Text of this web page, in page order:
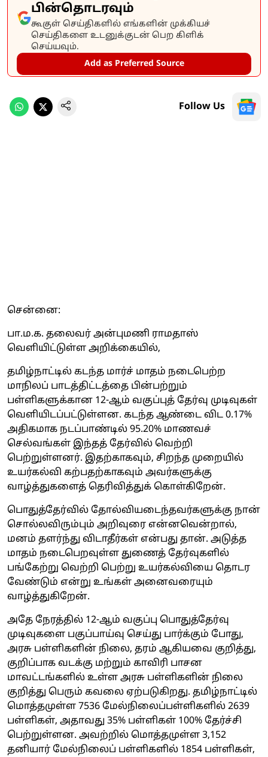
பின்தொடரவும்
கூகுள் செய்திகளில் எங்களின் முக்கியச்
செய்திகளை உடனுக்குடன் பெற கிளிக்
செய்யவும்.
Add as Preferred Source
Follow Us
சென்னை:
பா.ம.க. தலைவர் அன்புமணி ராமதாஸ்
வெளியிட்டுள்ள அறிக்கையில்,
தமிழ்நாட்டில் கடந்த மார்ச் மாதம் நடைபெற்ற
மாநிலப் பாடத்திட்டத்தை பின்பற்றும்
பள்ளிகளுக்கான 12-ஆம் வகுப்புத் தேர்வு முடிவுகள்
வெளியிடப்பட்டுள்ளன. கடந்த ஆண்டை விட 0.17%
அதிகமாக நடப்பாண்டில் 95.20% மாணவச்
செல்வங்கள் இந்தத் தேர்வில் வெற்றி
பெற்றுள்ளனர். இதற்காகவும், சிறந்த முறையில்
உயர்கல்வி கற்பதற்காகவும் அவர்களுக்கு
வாழ்த்துகளைத் தெரிவித்துக் கொள்கிறேன்.
பொதுத்தேர்வில் தோல்வியடைந்தவர்களுக்கு நான்
சொல்லவிரும்பும் அறிவுரை என்னவென்றால்,
மனம் தளர்ந்து விடாதீர்கள் என்பது தான். அடுத்த
மாதம் நடைபெறவுள்ள துணைத் தேர்வுகளில்
பங்கேற்று வெற்றி பெற்று உயர்கல்வியை தொடர
வேண்டும் என்று உங்கள் அனைவரையும்
வாழ்த்துகிறேன்.
அதே நேரத்தில் 12-ஆம் வகுப்பு பொதுத்தேர்வு
முடிவுகளை பகுப்பாய்வு செய்து பார்க்கும் போது,
அரசு பள்ளிகளின் நிலை, தரம் ஆகியவை குறித்து,
குறிப்பாக வடக்கு மற்றும் காவிரி பாசன
மாவட்டங்களில் உள்ள அரசு பள்ளிகளின் நிலை
குறித்து பெரும் கவலை ஏற்படுகிறது. தமிழ்நாட்டில்
மொத்தமுள்ள 7536 மேல்நிலைப்பள்ளிகளில் 2639
பள்ளிகள், அதாவது 35% பள்ளிகள் 100% தேர்ச்சி
பெற்றுள்ளன. அவற்றில் மொத்தமுள்ள 3,152
தனியார் மேல்நிலைப் பள்ளிகளில் 1854 பள்ளிகள்,